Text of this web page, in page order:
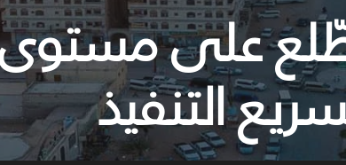
على
التنفيذ